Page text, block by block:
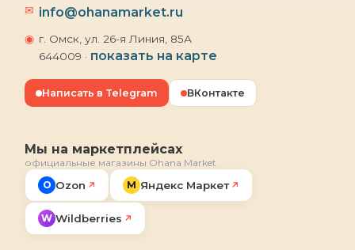
✉ info@ohanamarket.ru
◉ г. Омск, ул. 26-я Линия, 85А
644009 · показать на карте
Написать в Telegram ВКонтакте
Мы на маркетплейсах
официальные магазины Ohana Market
O Ozon ↗ М Яндекс Маркет ↗
W Wildberries ↗